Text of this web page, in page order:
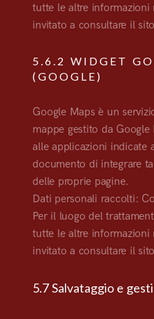
tutte le altre informazioni
invitato a consultare il
5.6.2 WIDGET
(GOOGLE)
Google Maps è un
mappe gestito da
alle applicazioni indicate
documento di integrare
delle proprie pagine.
Dati personali raccolti:
Per il luogo del
tutte le altre informazioni
invitato a consultare il
5.7 Salvataggio e